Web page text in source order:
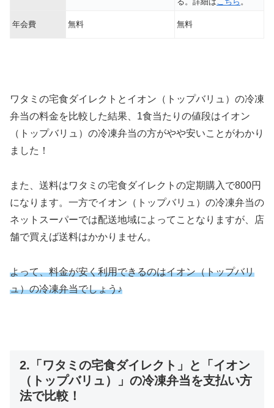
年会費 無料 無料
ワタミの宅食ダイレクトとイオン（トップバリュ）の冷凍
弁当の料金を比較した結果、1食当たりの値段はイオン
（トップバリュ）の冷凍弁当の方がやや安いことがわかり
ました！
また、送料はワタミの宅食ダイレクトの定期購入で800円
になります。一方でイオン（トップバリュ）の冷凍弁当の
ネットスーパーでは配送地域によってことなりますが、店
舗で買えば送料はかかりません。
よって、料金が安く利用できるのはイオン（トップバリ
ュ）の冷凍弁当でしょう♪
2.「ワタミの宅食ダイレクト」と「イオン
（トップバリュ）」の冷凍弁当を支払い方
法で比較！